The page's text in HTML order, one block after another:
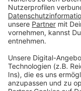
Einfamilienhäuser
Preise
Eigentum in
Düsseldorf -
Immobilien
GGF